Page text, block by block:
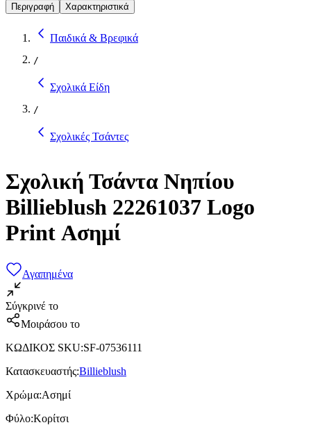
Περιγραφή Χαρακτηριστικά
Παιδικά & Βρεφικά
/
Σχολικά Είδη
/
Σχολικές Τσάντες
Σχολική Τσάντα Νηπίου
Billieblush 22261037 Logo
Print Ασημί
Αγαπημένα
Σύγκρινέ το
Μοιράσου το
ΚΩΔΙΚΟΣ SKU:SF-07536111
Κατασκευαστής:Billieblush
Χρώμα:Ασημί
Φύλο:Κορίτσι